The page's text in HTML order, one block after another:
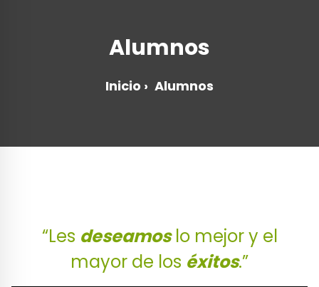
Alumnos
Inicio › Alumnos
“Les deseamoslo mejor y el
mayor de los éxitos.”